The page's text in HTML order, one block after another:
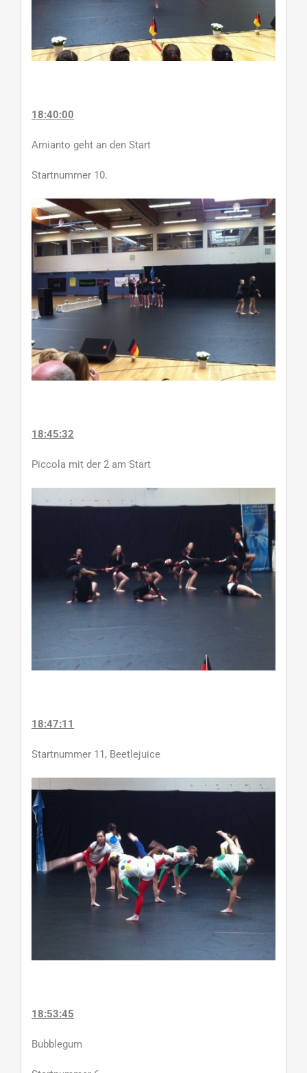
18:40:00
Amianto geht an den Start
Startnummer 10.
18:45:32
Piccola mit der 2 am Start
18:47:11
Startnummer 11, Beetlejuice
18:53:45
Bubblegum